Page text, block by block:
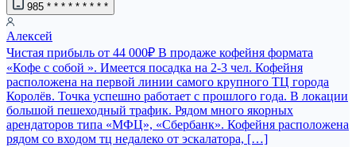
985 * * * * * * * * *
Алексей
Чистая прибыль от 44 000₽ В продаже кофейня формата
«Кофе с собой ». Имеется посадка на 2-3 чел. Кофейня
расположена на первой линии самого крупного ТЦ города
Королёв. Точка успешно работает с прошлого года. В локации
большой пешеходный трафик. Рядом много якорных
арендаторов типа «МФЦ», «Сбербанк». Кофейня расположена
рядом со входом тц недалеко от эскалатора, […]